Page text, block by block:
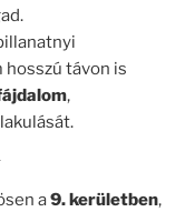
távon is
,
a9. kerületben,